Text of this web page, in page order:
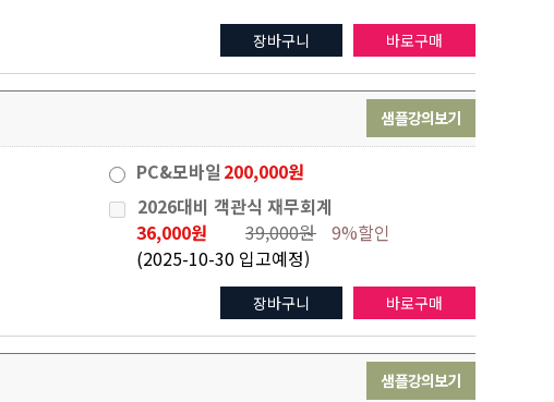
바로구매
장바구니
샘플강의보기
PC&모바일 200,000원
2026대비 객관식 재무회계
36,000원
39,000원 9%할인
(2025-10-30 입고예정)
바로구매
장바구니
샘플강의보기